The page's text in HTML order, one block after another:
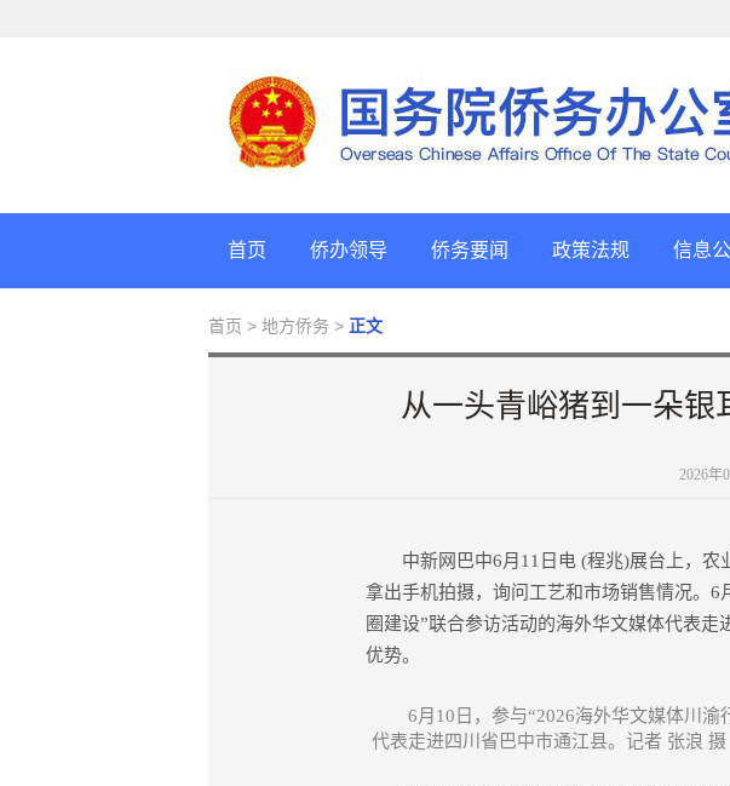
首页 侨办领导 侨务要闻 政策法规 信息
首页 > 地方侨务 > 正文
从一头青峪猪到一朵银
2026年
中新网巴中6月11日电 (程兆)展台上，农
拿出手机拍摄，询问工艺和市场销售情况。
圈建设”联合参访活动的海外华文媒体代表
优势。
6月10日，参与“2026海外华文媒体川
代表走进四川省巴中市通江县。记者 张浪 摄